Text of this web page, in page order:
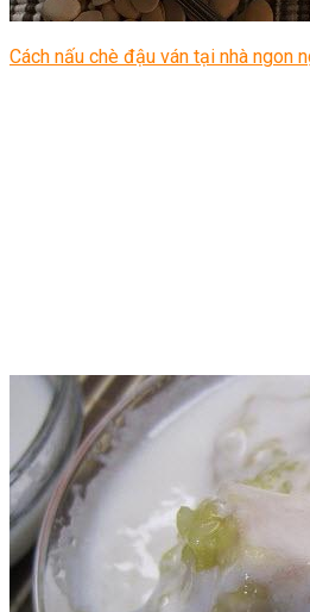
Cách nấu chè đậu ván tại nhà ngon